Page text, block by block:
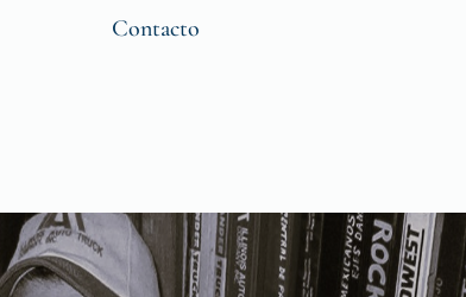
Contacto